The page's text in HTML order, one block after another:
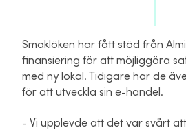
Smaklöken har fått stöd från
finansiering för att möjliggöra
med ny lokal. Tidigare har de
för att utveckla sin e-handel.
- Vi upplevde att det var svårt